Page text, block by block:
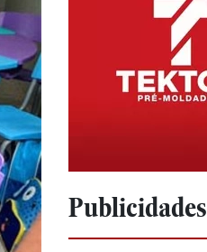
Publicidades